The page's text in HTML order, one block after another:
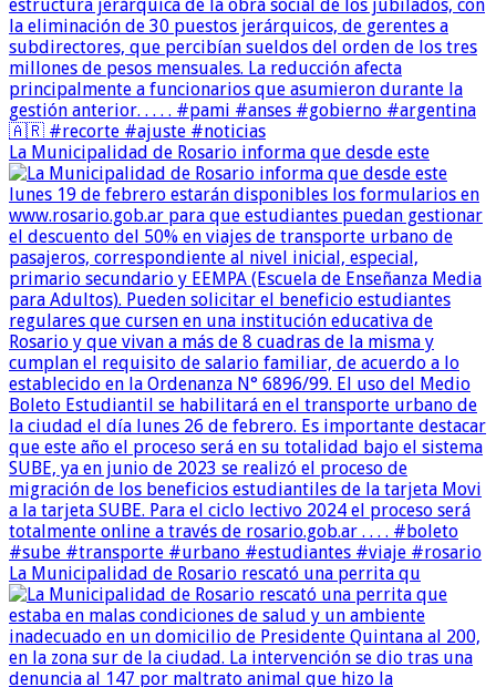
La Municipalidad de Rosario informa que desde este
La Municipalidad de Rosario rescató una perrita qu